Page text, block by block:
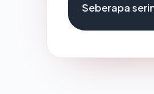
Seberapa